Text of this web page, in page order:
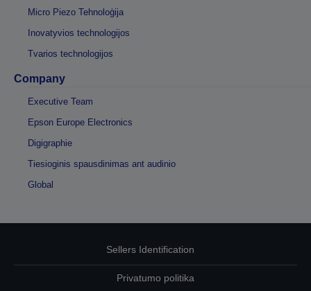
Micro Piezo Tehnoloģija
Inovatyvios technologijos
Tvarios technologijos
Company
Executive Team
Epson Europe Electronics
Digigraphie
Tiesioginis spausdinimas ant audinio
Global
Sellers Identification
Privatumo politika